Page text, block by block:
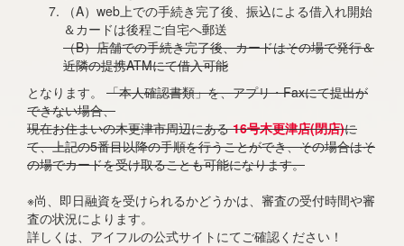
（A）web上での手続き完了後、振込による借入れ開始
＆カードは後程ご自宅へ郵送
（B）店舗での手続き完了後、カードはその場で発行＆
近隣の提携ATMにて借入可能
となります。 「本人確認書類」を、アプリ・Faxにて提出が
できない場合、
現在お住まいの木更津市周辺にある16号木更津店(閉店)に
て、上記の5番目以降の手順を行うことができ、その場合はそ
の場でカードを受け取ることも可能になります。
※尚、即日融資を受けられるかどうかは、審査の受付時間や審
査の状況によります。
詳しくは、アイフルの公式サイトにてご確認ください！